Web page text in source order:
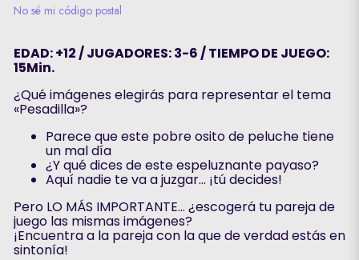
No sé mi código postal
EDAD: +12 / JUGADORES: 3-6 / TIEMPO DE JUEGO:
15Min.
¿Qué imágenes elegirás para representar el tema
«Pesadilla»?
Parece que este pobre osito de peluche tiene
un mal día
¿Y qué dices de este espeluznante payaso?
Aquí nadie te va a juzgar... ¡tú decides!
Pero LO MÁS IMPORTANTE... ¿escogerá tu pareja de
juego las mismas imágenes?
¡Encuentra a la pareja con la que de verdad estás en
sintonía!